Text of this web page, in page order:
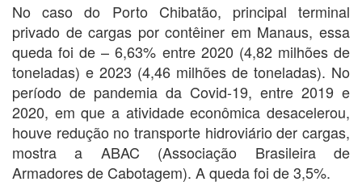
No caso do Porto Chibatão, principal terminal
privado de cargas por contêiner em Manaus, essa
queda foi de – 6,63% entre 2020 (4,82 milhões de
toneladas) e 2023 (4,46 milhões de toneladas). No
período de pandemia da Covid-19, entre 2019 e
2020, em que a atividade econômica desacelerou,
houve redução no transporte hidroviário der cargas,
mostra a ABAC (Associação Brasileira de
Armadores de Cabotagem). A queda foi de 3,5%.